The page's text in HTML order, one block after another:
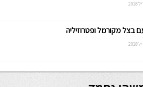
בצל מקורמל ופטרוזיליה